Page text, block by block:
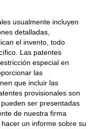
usualmente incluyen
detalladas,
el invento, todo
Las patentes
especial en
las
que incluir las
provisionales son
ser presentadas
de nuestra firma
un informe sobre su